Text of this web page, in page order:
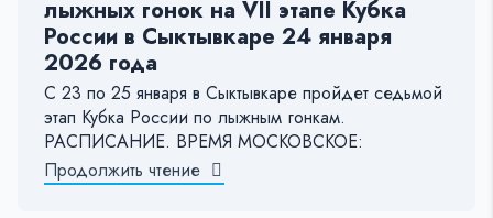
лыжных гонок на VII этапе Кубка
России в Сыктывкаре 24 января
2026 года
С 23 по 25 января в Сыктывкаре пройдет седьмой
этап Кубка России по лыжным гонкам.
РАСПИСАНИЕ. ВРЕМЯ МОСКОВСКОЕ:
Продолжить чтение